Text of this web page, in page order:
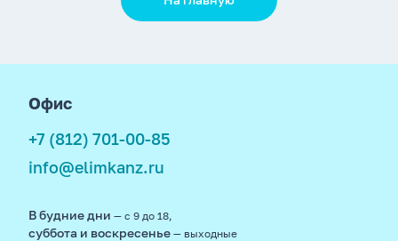
Офис
+7 (812) 701-00-85
info@elimkanz.ru
В будние дни — с 9 до 18,
суббота и воскресенье — выходные